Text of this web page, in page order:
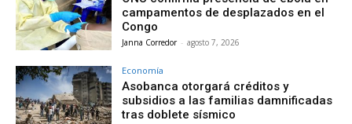
campamentos de desplazados en el
Congo
Janna Corredor - agosto 7, 2026
Economía
Asobanca otorgará créditos y
subsidios a las familias damnificadas
tras doblete sísmico